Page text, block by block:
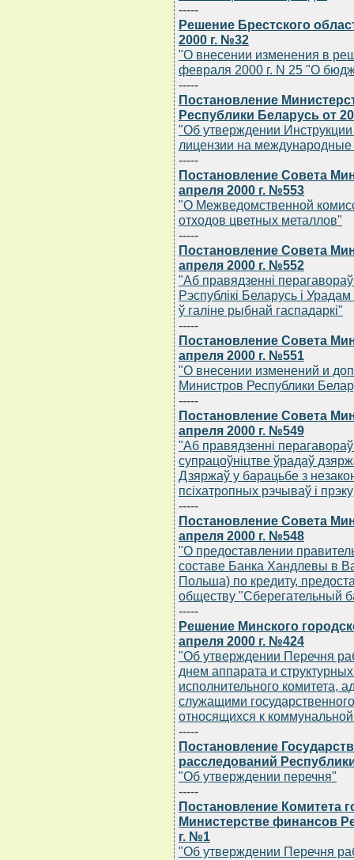
-----
Решение Брестского
2000 г. №32
"О внесении изменения в
февраля 2000 г. N 25 "О
-----
Постановление
Республики Беларусь от
"Об утверждении
лицензии на международные
-----
Постановление Совета
апреля 2000 г. №553
"О Межведомственной
отходов цветных металлов"
-----
Постановление Совета
апреля 2000 г. №552
"Аб правядзеннi
Рэспублiкi Беларусь i
ў галiне рыбнай гаспадаркi"
-----
Постановление Совета
апреля 2000 г. №551
"О внесении изменений и
Министров Республики
-----
Постановление Совета
апреля 2000 г. №549
"Аб правядзеннi
супрацоўнiцтве ўрадаў
Дзяржаў у барацьбе з
псiхатропных рэчываў i
-----
Постановление Совета
апреля 2000 г. №548
"О предоставлении
составе Банка Хандлевы в
Польша) по кредиту,
обществу "Сберегательный
-----
Решение Минского
апреля 2000 г. №424
"Об утверждении Перечня
днем аппарата и
исполнительного комитета,
служащими
относящихся к
-----
Постановление
расследований
"Об утверждении перечня"
-----
Постановление Комитета
Министерстве финансов
г. №1
"Об утверждении Перечня